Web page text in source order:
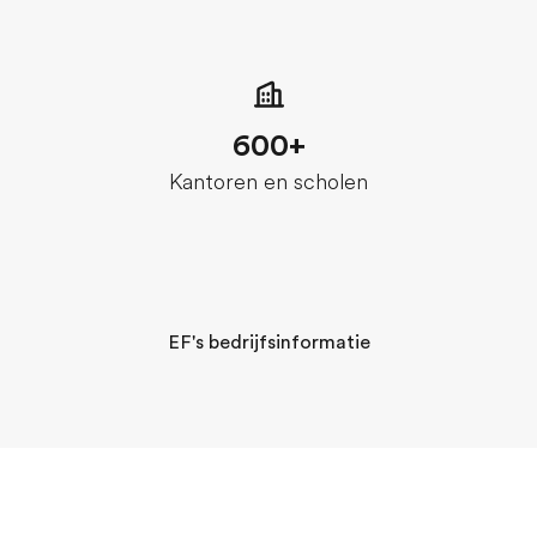
600+
Kantoren en scholen
EF's bedrijfsinformatie